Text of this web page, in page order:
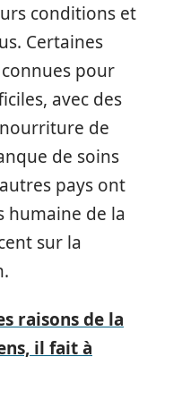
conditions et
Certaines
pour
avec des
de
de soins
pays ont
humaine de la
sur la
raisons de la
il fait à